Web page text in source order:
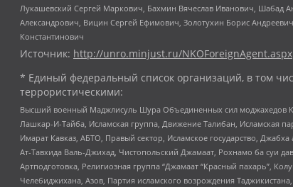
Лукашевский Сергей Маркович, Бахмин Вячеслав Иванович, Шабад
Александрович, Вицин Сергей Ефимович, Золотухин Борис
Константинович
Источник: http://unro.minjust.ru/NKOForeignAgent.aspx
* Единый федеральный список организаций, в том
террористическими:
Высший военный Маджлисуль Шура Объединенных сил моджахедов
Лашкар-И-Тайба, Исламская группа, Движение Талибан, Исламская
Имарат Кавказ, АБТО, Правый сектор, Исламское государство,
Ат-Тавхида Валь-Джихад, Чистопольский Джамаат, Рохнамо ба суи
Артподготовка, Религиозная группа “Джамаат “Красный пахарь”,
Челебиджихана, Азов, Партия исламского возрождения